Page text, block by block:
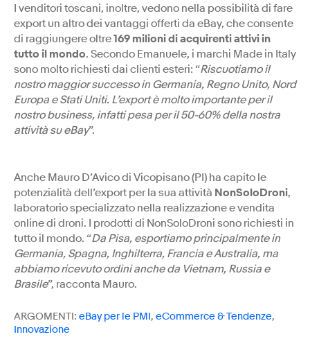
I venditori toscani, inoltre, vedono nella possibilità di fare
export un altro dei vantaggi offerti da eBay, che consente
di raggiungere oltre169 milioni di acquirenti attivi in
tutto il mondo. Secondo Emanuele, i marchi Made in Italy
sono molto richiesti dai clienti esteri: “Riscuotiamo il
nostro maggior successo in Germania, Regno Unito, Nord
Europa e Stati Uniti. L’export è molto importante per il
nostro business, infatti pesa per il 50-60% della nostra
attività su eBay”.
Anche Mauro D’Avico di Vicopisano (PI) ha capito le
potenzialità dell’export per la sua attività NonSoloDroni,
laboratorio specializzato nella realizzazione e vendita
online di droni. I prodotti di NonSoloDroni sono richiesti in
tutto il mondo. “Da Pisa, esportiamo principalmente in
Germania, Spagna, Inghilterra, Francia e Australia, ma
abbiamo ricevuto ordini anche da Vietnam, Russia e
Brasile”, racconta Mauro.
ARGOMENTI: eBay per le PMI, eCommerce & Tendenze,
Innovazione